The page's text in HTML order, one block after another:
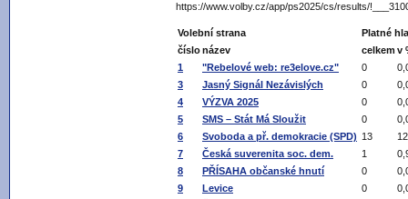
https://www.volby.cz/app/ps2025/cs/results/
Volební strana
Platné
číslonázev celkem v
1
"Rebelové web: re3elove.cz" 0
3
Jasný Signál Nezávislých 0
4
VÝZVA 2025 0
5
SMS – Stát Má Sloužit 0
6
Svoboda a př. demokracie (SPD) 13
7
Česká suverenita soc. dem. 1
8
PŘÍSAHA občanské hnutí 0
9
Levice 0